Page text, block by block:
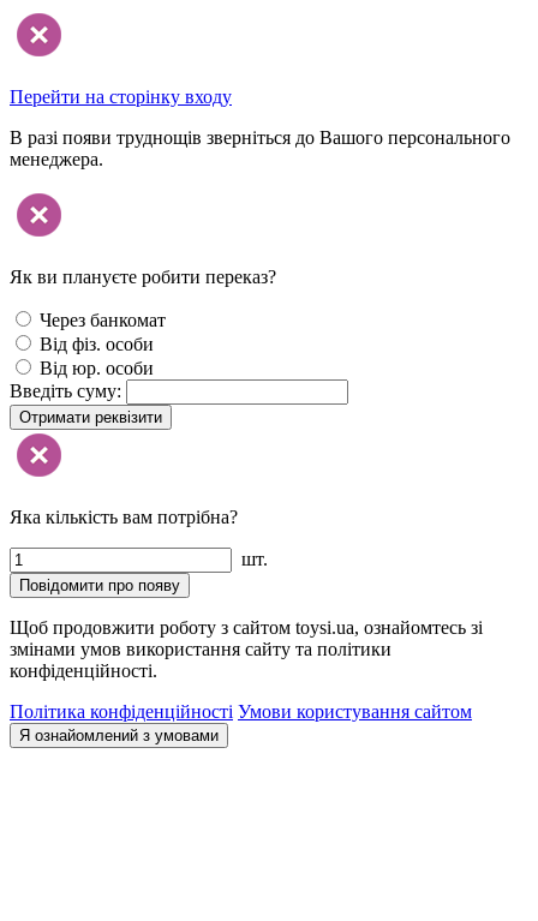
Перейти на сторінку входу
В разі появи труднощів зверніться до Вашого персонального
менеджера.
Як ви плануєте робити переказ?
Через банкомат
Від фіз. особи
Від юр. особи
Введіть суму:
Отримати реквізити
Яка кількість вам потрібна?
шт.
Повідомити про появу
Щоб продовжити роботу з сайтом toysi.ua, ознайомтесь зі
змінами умов використання сайту та політики
конфіденційності.
Політика конфіденційності Умови користування сайтом
Я ознайомлений з умовами